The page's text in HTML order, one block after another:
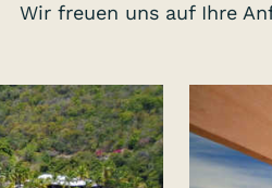
Wir freuen uns auf Ihre